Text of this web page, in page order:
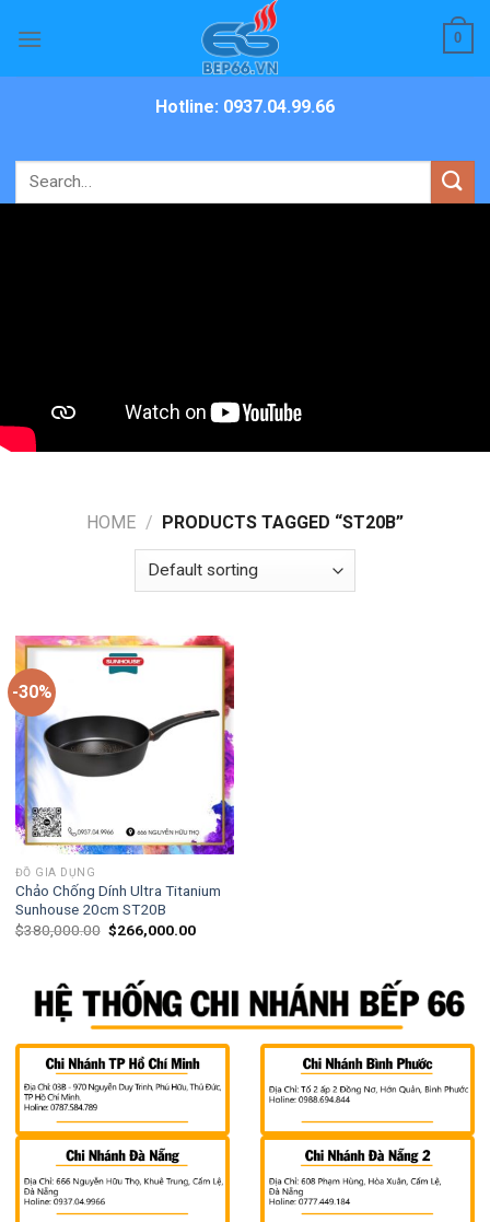
0
Hotline: 0937.04.99.66
Search
for:
HOME / PRODUCTS TAGGED “ST20B”
-30%
ĐỒ GIA DỤNG
Chảo Chống Dính Ultra Titanium
Sunhouse 20cm ST20B
$380,000.00 $266,000.00